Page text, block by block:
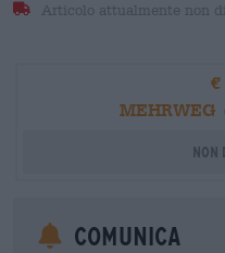
Articolo attualmente non
€
MEHRWEG
Non
Comunica